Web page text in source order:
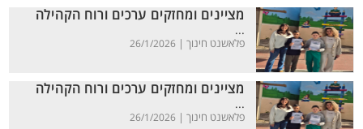
מציינים ומחזקים ערכים ורוח הקהילה
...
פלאשנט חינוך | 26/1/2026
מציינים ומחזקים ערכים ורוח הקהילה
...
פלאשנט חינוך | 26/1/2026